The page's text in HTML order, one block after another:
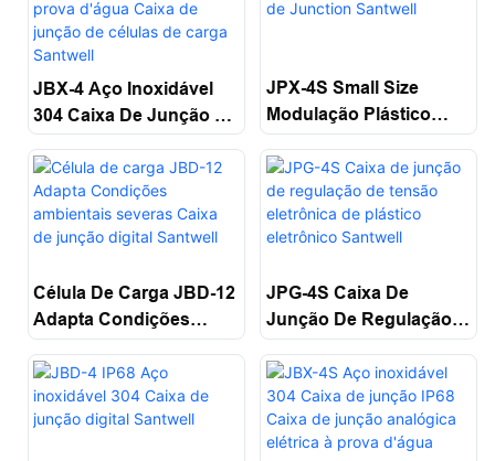
JBX-4 Aço Inoxidável
304 Caixa De Junção À
Junção De Células De
Carga Santwell
JPX-4S Small Size
Modulação Plástico
Caixa De Junction
Santwell
Célula De Carga JBD-12
Adapta Condições
Ambientais Severas
Caixa De Junção Digital
Santwell
JPG-4S Caixa De
Junção De Regulação
De Tensão Eletrônica
De Plástico Eletrônico
Santwell